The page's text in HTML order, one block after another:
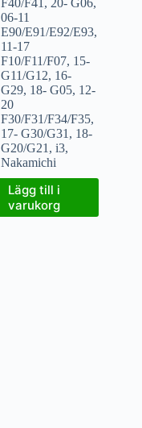
F40/F41 , 20- G06,
06-11
E90/E91/E92/E93,
11-17
F10/F11/F07, 15-
G11/G12, 16-
G29, 18- G05, 12-
20
F30/F31/F34/F35,
17- G30/G31 , 18-
G20/G21 ,i3,
Nakamichi
Lägg till i
varukorg